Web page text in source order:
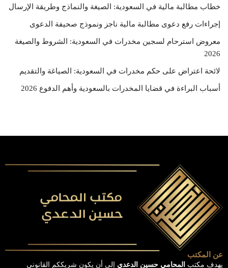
خطاب مطالبة مالية في السعودية: الصيغة والنماذج وطريقة الإرسال
إجراءات رفع دعوى مطالبة مالية ناجز ونموذج صحيفة الدعوى
معروض استرحام لسجين مخدرات في السعودية: الشروط والصيغة
2026
لائحة اعتراض على حكم مخدرات في السعودية: الصياغة والتقديم
أسباب البراءة في قضايا المخدرات بالسعودية وأهم الدفوع 2026
عن المكتب
يهدف مكتب المحامي حسين الدعدي إلى أن يكون شريككم القانوني